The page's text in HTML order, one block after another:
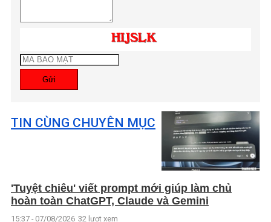
Gửi
TIN CÙNG CHUYÊN MỤC
'Tuyệt chiêu' viết prompt mới giúp làm chủ
hoàn toàn ChatGPT, Claude và Gemini
15:37 - 07/08/2026 32 lượt xem